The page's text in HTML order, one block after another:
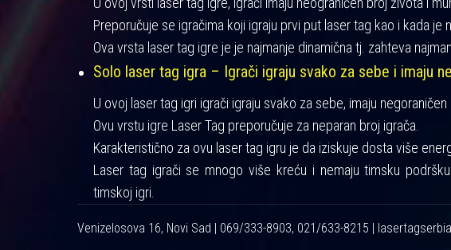
Preporučuje se igračima koji igraju prvi put laser tag kao i kada je
Ova vrsta laser tag igre je je najmanje dinamična tj. zahteva
Solo laser tag igra – Igrači igraju svako za sebe i imaju
U ovoj laser tag igri igrači igraju svako za sebe, imaju negoraničen
Ovu vrstu igre Laser Tag preporučuje za neparan broj igrača.
Karakteristično za ovu laser tag igru je da iziskuje dosta više
Laser tag igrači se mnogo više kreću i nemaju timsku
timskoj igri.
Venizelosova 16, Novi Sad | 069/333-8903, 021/633-8215 |